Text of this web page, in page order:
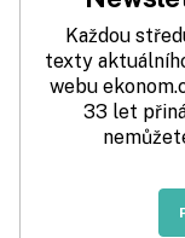
Každou
texty
webu
33 let